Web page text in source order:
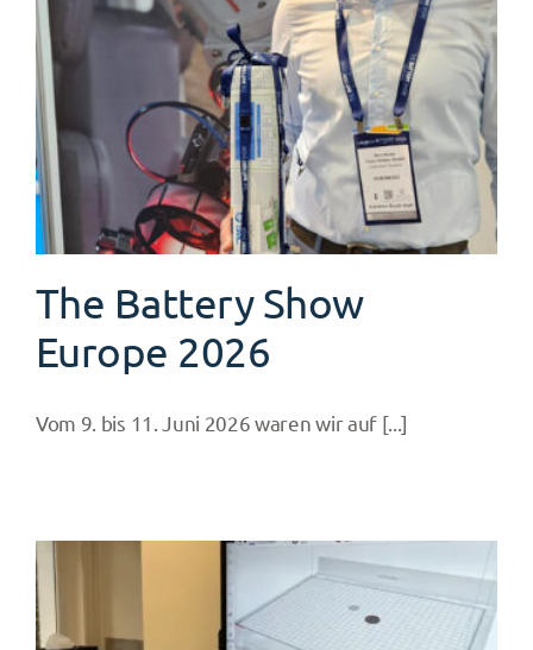
The Battery Show
Europe 2026
Vom 9. bis 11. Juni 2026 waren wir auf [...]